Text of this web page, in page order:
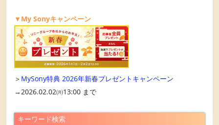
▼My Sonyキャンペーン
＞ MySony特典 2026年新春プレゼントキャンペーン
→2026.02.02㈪13:00 まで
キーワード検索